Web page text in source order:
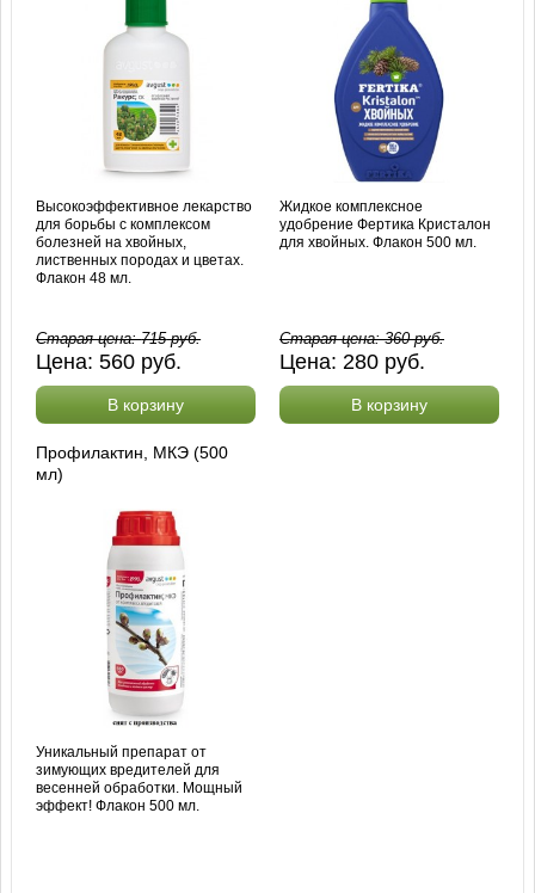
Высокоэффективное лекарство
для борьбы с комплексом
болезней на хвойных,
лиственных породах и цветах.
Флакон 48 мл.
Старая цена:715руб.
Цена:560 руб.
В корзину
Жидкое комплексное
удобрение Фертика Кристалон
для хвойных. Флакон 500 мл.
Старая цена:360руб.
Цена: 280 руб.
В корзину
Профилактин, МКЭ (500
мл)
Уникальный препарат от
зимующих вредителей для
весенней обработки. Мощный
эффект! Флакон 500 мл.